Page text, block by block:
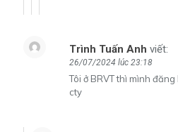
Trình Tuấn Anh viết:
26/07/2024 lúc 23:18
Tôi ở BRVT thì mình
cty